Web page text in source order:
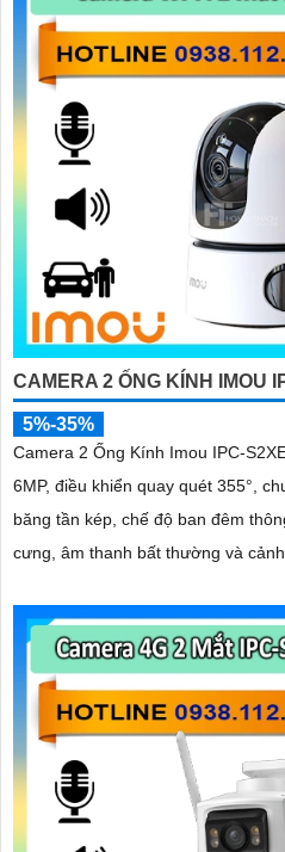
CAMERA 2 ỐNG KÍNH IMOU
5%-35%
Camera 2 Ống Kính Imou IPC-
6MP, điều khiển quay quét 355°,
băng tần kép, chế độ ban đêm
cưng, âm thanh bất thường và